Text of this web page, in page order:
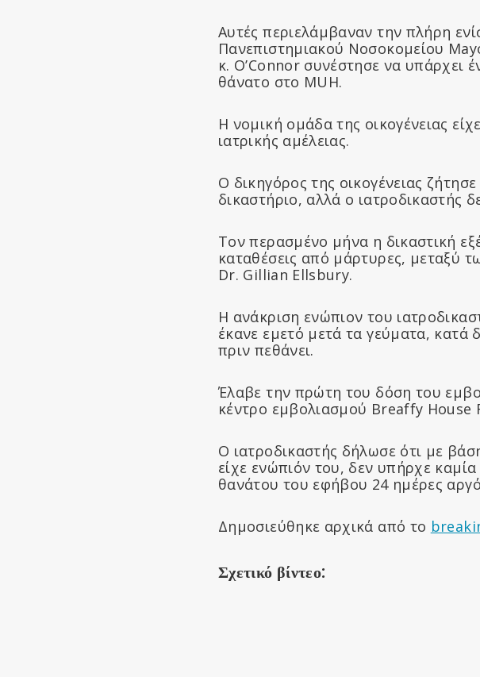
Αυτές περιελάμβαναν την πλήρη
Πανεπιστημιακού Νοσοκομείου
κ. O’Connor συνέστησε να υπάρχει
θάνατο στο MUH.
Η νομική ομάδα της οικογένειας
ιατρικής αμέλειας.
Ο δικηγόρος της οικογένειας
δικαστήριο, αλλά ο ιατροδικαστής
Τον περασμένο μήνα η δικαστική
καταθέσεις από μάρτυρες, μεταξύ
Dr. Gillian Ellsbury.
Η ανάκριση ενώπιον του
έκανε εμετό μετά τα γεύματα,
πριν πεθάνει.
Έλαβε την πρώτη του δόση του
κέντρο εμβολιασμού Breaffy House
Ο ιατροδικαστής δήλωσε ότι με
είχε ενώπιόν του, δεν υπήρχε
θανάτου του εφήβου 24 ημέρες
Δημοσιεύθηκε αρχικά από το
Σχετικό βίντεο: